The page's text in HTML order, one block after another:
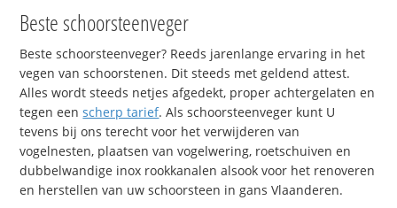
Beste schoorsteenveger
Beste schoorsteenveger? Reeds jarenlange ervaring in het
vegen van schoorstenen. Dit steeds met geldend attest.
Alles wordt steeds netjes afgedekt, proper achtergelaten en
tegen eenscherp tarief. Als schoorsteenveger kunt U
tevens bij ons terecht voor het verwijderen van
vogelnesten, plaatsen van vogelwering, roetschuiven en
dubbelwandige inox rookkanalen alsook voor het renoveren
en herstellen van uw schoorsteen in gans Vlaanderen.